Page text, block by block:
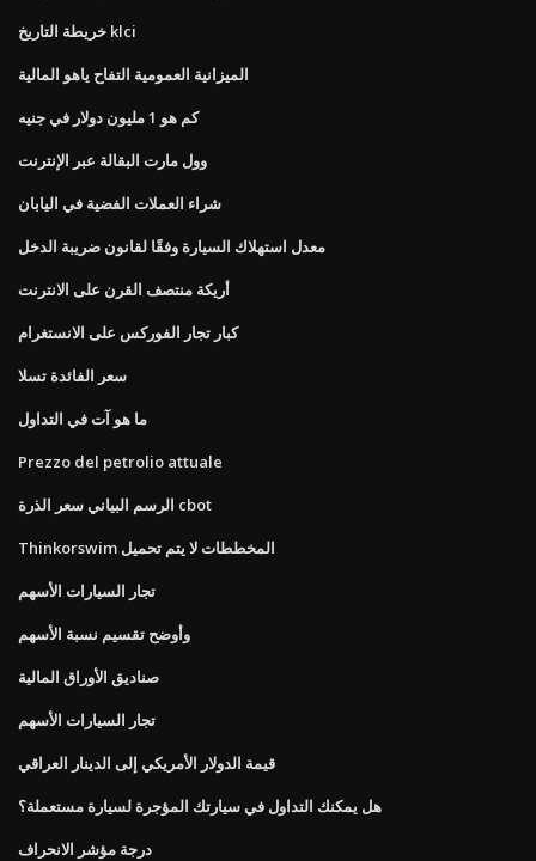
خريطة التاريخ klci
الميزانية العمومية التفاح ياهو المالية
كم هو 1 مليون دولار في جنيه
وول مارت البقالة عبر الإنترنت
شراء العملات الفضية في اليابان
معدل استهلاك السيارة وفقًا لقانون ضريبة الدخل
أريكة منتصف القرن على الانترنت
كبار تجار الفوركس على الانستغرام
سعر الفائدة تسلا
ما هو آت في التداول
Prezzo del petrolio attuale
الرسم البياني سعر الذرة cbot
Thinkorswim المخططات لا يتم تحميل
تجار السيارات الأسهم
وأوضح تقسيم نسبة الأسهم
صناديق الأوراق المالية
تجار السيارات الأسهم
قيمة الدولار الأمريكي إلى الدينار العراقي
هل يمكنك التداول في سيارتك المؤجرة لسيارة مستعملة؟
درجة مؤشر الانحراف